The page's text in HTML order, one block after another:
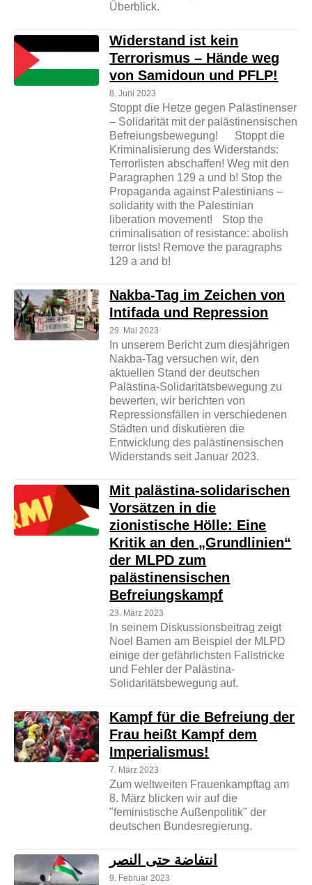
Überblick.
Widerstand ist kein
Terrorismus – Hände weg
von Samidoun und PFLP!
8. Juni 2023
Stoppt die Hetze gegen Palästinenser
– Solidarität mit der palästinensischen
Befreiungsbewegung! Stoppt die
Kriminalisierung des Widerstands:
Terrorlisten abschaffen! Weg mit den
Paragraphen 129 a und b! Stop the
Propaganda against Palestinians –
solidarity with the Palestinian
liberation movement! Stop the
criminalisation of resistance: abolish
terror lists! Remove the paragraphs
129 a and b!
Nakba-Tag im Zeichen von
Intifada und Repression
29. Mai 2023
In unserem Bericht zum diesjährigen
Nakba-Tag versuchen wir, den
aktuellen Stand der deutschen
Palästina-Solidaritätsbewegung zu
bewerten, wir berichten von
Repressionsfällen in verschiedenen
Städten und diskutieren die
Entwicklung des palästinensischen
Widerstands seit Januar 2023.
Mit palästina-solidarischen
Vorsätzen in die
zionistische Hölle: Eine
Kritik an den „Grundlinien“
der MLPD zum
palästinensischen
Befreiungskampf
23. März 2023
In seinem Diskussionsbeitrag zeigt
Noel Bamen am Beispiel der MLPD
einige der gefährlichsten Fallstricke
und Fehler der Palästina-
Solidaritätsbewegung auf.
Kampf für die Befreiung der
Frau heißt Kampf dem
Imperialismus!
7. März 2023
Zum weltweiten Frauenkampftag am
8. März blicken wir auf die
"feministische Außenpolitik" der
deutschen Bundesregierung.
انتفاضة حتى النصر
9. Februar 2023